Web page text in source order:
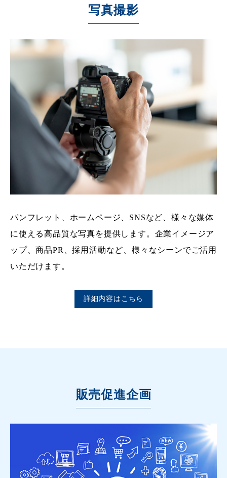
写真撮影
パンフレット、ホームページ、SNSなど、様々な媒体
に使える高品質な写真を提供します。企業イメージア
ップ、商品PR、採用活動など、様々なシーンでご活用
いただけます。
詳細内容はこちら
販売促進企画